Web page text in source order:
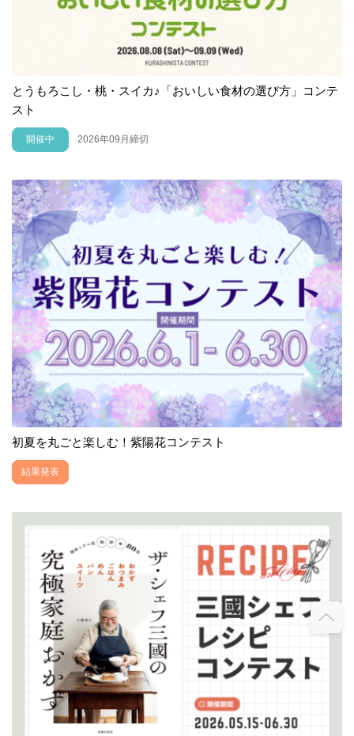
とうもろこし・桃・スイカ♪「おいしい食材の選び方」コンテ
スト
開催中 2026年09月締切
初夏を丸ごと楽しむ！紫陽花コンテスト
結果発表